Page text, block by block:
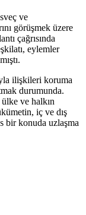
ve
görüşmek üzere
çağrısında
eylemler
ilişkileri koruma
durumunda.
ve halkın
iç ve dış
bir konuda uzlaşma